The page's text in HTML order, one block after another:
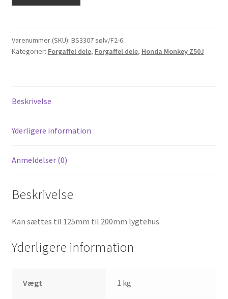
antal
Varenummer (SKU): BS3307 sølv/F2-6
Kategorier: Forgaffel dele, Forgaffel dele, Honda Monkey Z50J
Beskrivelse
Yderligere information
Anmeldelser (0)
Beskrivelse
Kan sættes til 125mm til 200mm lygtehus.
Yderligere information
Vægt 1 kg